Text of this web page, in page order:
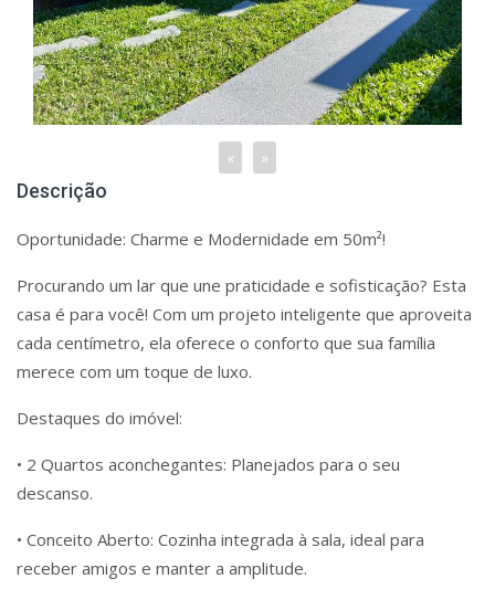
« »
Descrição
Oportunidade: Charme e Modernidade em 50m²!
Procurando um lar que une praticidade e sofisticação? Esta
casa é para você! Com um projeto inteligente que aproveita
cada centímetro, ela oferece o conforto que sua família
merece com um toque de luxo.
Destaques do imóvel:
• 2 Quartos aconchegantes: Planejados para o seu
descanso.
• Conceito Aberto: Cozinha integrada à sala, ideal para
receber amigos e manter a amplitude.